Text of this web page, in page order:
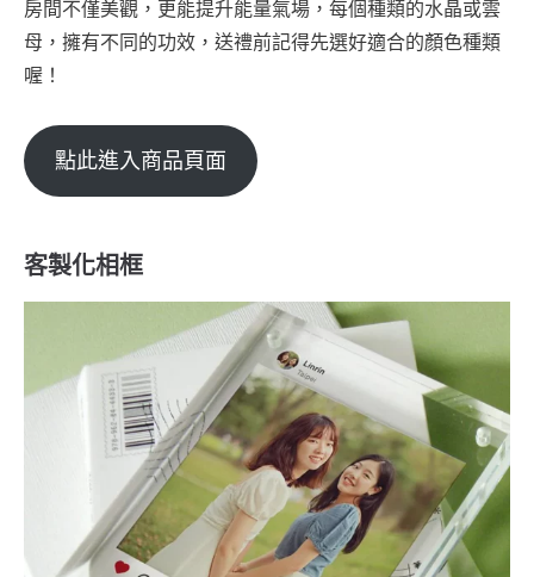
房間不僅美觀，更能提升能量氣場，每個種類的水晶或雲
母，擁有不同的功效，送禮前記得先選好適合的顏色種類
喔！
點此進入商品頁面
客製化相框